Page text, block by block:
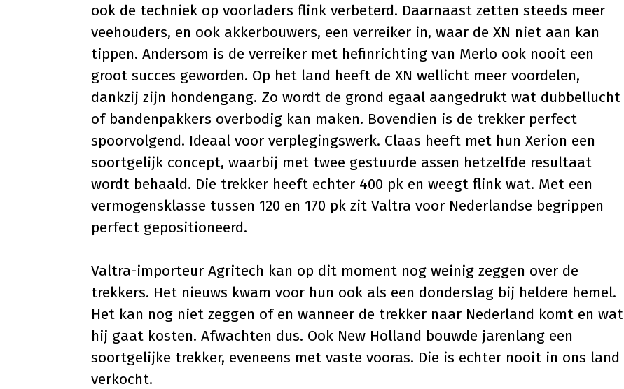
ook de techniek op voorladers flink verbeterd. Daarnaast zetten steeds meer
veehouders, en ook akkerbouwers, een verreiker in, waar de XN niet aan kan
tippen. Andersom is de verreiker met hefinrichting van Merlo ook nooit een
groot succes geworden. Op het land heeft de XN wellicht meer voordelen,
dankzij zijn hondengang. Zo wordt de grond egaal aangedrukt wat dubbellucht
of bandenpakkers overbodig kan maken. Bovendien is de trekker perfect
spoorvolgend. Ideaal voor verplegingswerk. Claas heeft met hun Xerion een
soortgelijk concept, waarbij met twee gestuurde assen hetzelfde resultaat
wordt behaald. Die trekker heeft echter 400 pk en weegt flink wat. Met een
vermogensklasse tussen 120 en 170 pk zit Valtra voor Nederlandse begrippen
perfect gepositioneerd.
Valtra-importeur Agritech kan op dit moment nog weinig zeggen over de
trekkers. Het nieuws kwam voor hun ook als een donderslag bij heldere hemel.
Het kan nog niet zeggen of en wanneer de trekker naar Nederland komt en wat
hij gaat kosten. Afwachten dus. Ook New Holland bouwde jarenlang een
soortgelijke trekker, eveneens met vaste vooras. Die is echter nooit in ons land
verkocht.